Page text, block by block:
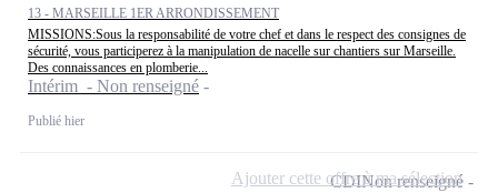
13 - MARSEILLE 1ER ARRONDISSEMENT
MISSIONS:Sous la responsabilité de votre chef et dans le respect des consignes de
sécurité, vous participerez à la manipulation de nacelle sur chantiers sur Marseille.
Des connaissances en plomberie...
Intérim - Non renseigné
Publié hier
CDINon renseigné
Ajouter cette offre à ma sélection